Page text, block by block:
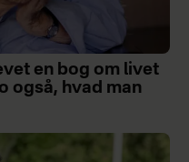
en bog om livet
også, hvad man